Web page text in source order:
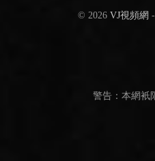
© 2026 VJ視頻網
警告：本網衹